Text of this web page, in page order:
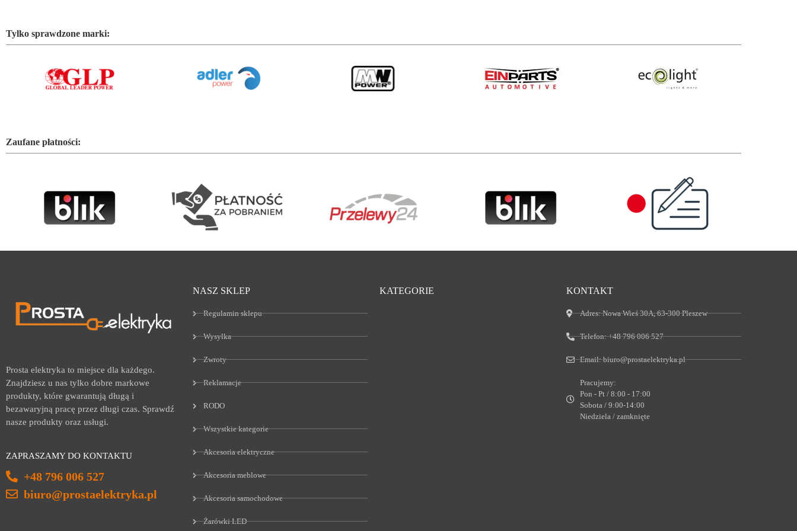
Tylko sprawdzone marki:
Zaufane płatności:
Prosta elektryka to miejsce dla każdego.
Znajdziesz u nas tylko dobre markowe
produkty, które gwarantują długą i
bezawaryjną pracę przez długi czas. Sprawdź
nasze produkty oraz usługi.
ZAPRASZAMY DO KONTAKTU
+48 796 006 527
biuro@prostaelektryka.pl
NASZ SKLEP
Regulamin sklepu
Wysyłka
Zwroty
Reklamacje
RODO
Wszystkie kategorie
Akcesoria elektryczne
Akcesoria meblowe
Akcesoria samochodowe
Żarówki LED
KATEGORIE KONTAKT
Adres:Nowa Wieś 30A, 63-300 Pleszew
Telefon:+48 796 006 527
Email:biuro@prostaelektryka.pl
Pracujemy:
Pon - Pt / 8:00 - 17:00
Sobota / 9:00-14:00
Niedziela / zamknięte